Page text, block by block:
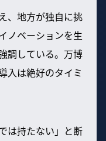
、地方が独自に挑
ノベーションを生
調している。万博
入は絶好のタイミ
は持たない」と断